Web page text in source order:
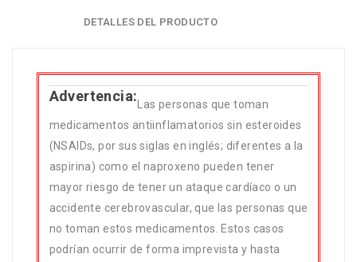
DETALLES DEL PRODUCTO
Advertencia:Las personas que toman
medicamentos antiinflamatorios sin esteroides
(NSAIDs, por sus siglas en inglés; diferentes a la
aspirina) como el naproxeno pueden tener
mayor riesgo de tener un ataque cardíaco o un
accidente cerebrovascular, que las personas que
no toman estos medicamentos. Estos casos
podrían ocurrir de forma imprevista y hasta